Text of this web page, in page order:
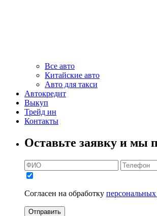
Все авто
Китайские авто
Авто для такси
Автокредит
Выкуп
Трейд ин
Контакты
Оставьте заявку и мы
Согласен на обработку
Отправить